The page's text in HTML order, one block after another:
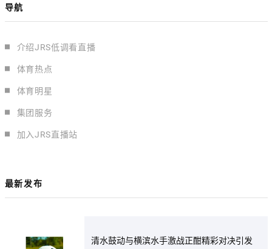
导航
介绍JRS低调看直播
体育热点
体育明星
集团服务
加入JRS直播站
最新发布
清水鼓动与横滨水手激战正酣精彩对决引发